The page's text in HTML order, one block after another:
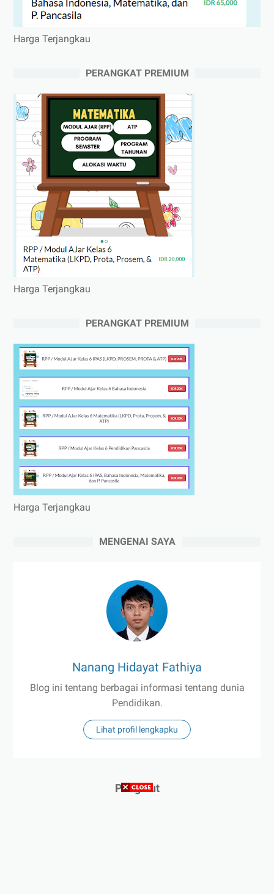
Harga Terjangkau
PERANGKAT PREMIUM
Harga Terjangkau
PERANGKAT PREMIUM
Harga Terjangkau
MENGENAI SAYA
Nanang Hidayat Fathiya
Blog ini tentang berbagai informasi tentang dunia
Pendidikan.
Lihat profil lengkapku
Pengikut